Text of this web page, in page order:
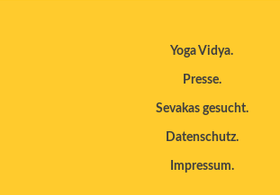
Yoga Vidya
Presse
Sevakas gesucht
Datenschutz
Impressum